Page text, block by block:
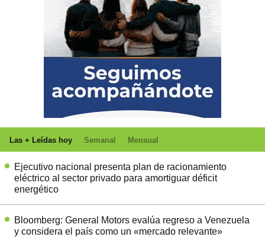
Las + Leídas hoy Semanal Mensual
Ejecutivo nacional presenta plan de racionamiento
eléctrico al sector privado para amortiguar déficit
energético
Bloomberg: General Motors evalúa regreso a Venezuela
y considera el país como un «mercado relevante»